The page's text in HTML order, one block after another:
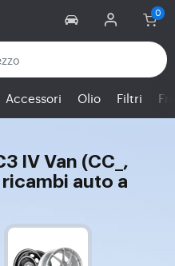
Accessori Olio Filtri
IV Van (CC_,
auto a